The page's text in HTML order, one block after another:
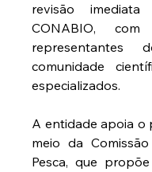
revisão
CONABIO,
comunidade
especializados.
A entidade apoia o
meio da
Pesca, que